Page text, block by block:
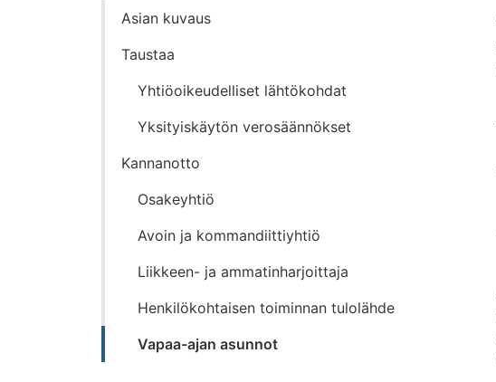
Siirry
sisältöön
Asian kuvaus
Taustaa
Yhtiöoikeudelliset lähtökohdat
Yksityiskäytön verosäännökset
Kannanotto
Osakeyhtiö
Avoin ja kommandiittiyhtiö
Liikkeen- ja ammatinharjoittaja
Henkilökohtaisen toiminnan tulolähde
Vapaa-ajan asunnot